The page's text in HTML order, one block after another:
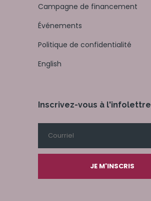
Campagne de financement
Événements
Politique de confidentialité
English
Inscrivez-vous à l'infolettre
JE M'INSCRIS